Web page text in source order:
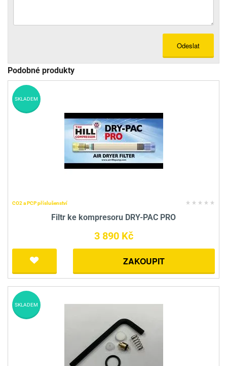
Odeslat
Podobné produkty
CO2 a PCP příslušenství
Filtr ke kompresoru DRY-PAC PRO
3 890 Kč
ZAKOUPIT
SKLADEM
SKLADEM